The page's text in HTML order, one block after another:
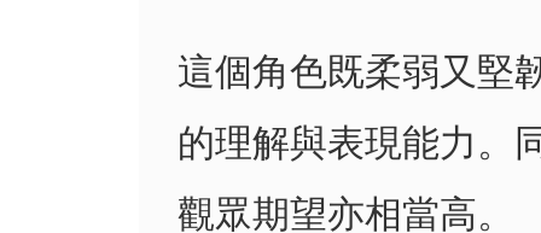
這個角色既柔弱又堅
的理解與表現能力。
觀眾期望亦相當高。